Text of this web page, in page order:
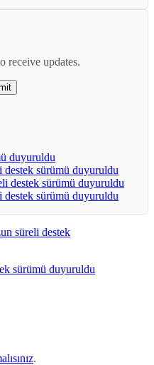
receive updates.
duyuruldu
sürümü duyuruldu
destek sürümü duyuruldu
sürümü duyuruldu
süreli destek
sürümü duyuruldu
.